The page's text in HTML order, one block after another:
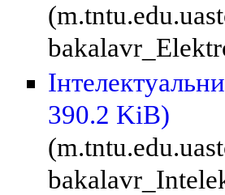
390.2 KiB)